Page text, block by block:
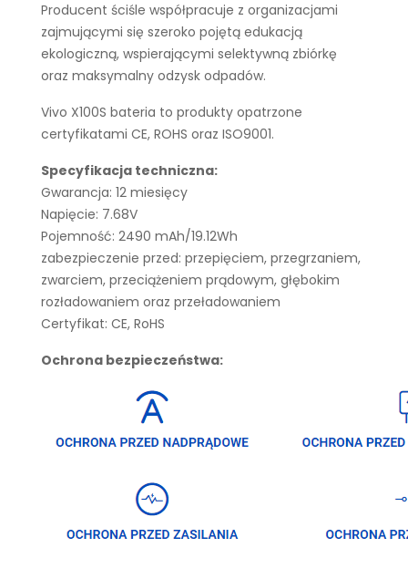
Producent ściśle współpracuje z organizacjami
zajmującymi się szeroko pojętą edukacją
ekologiczną, wspierającymi selektywną zbiórkę
oraz maksymalny odzysk odpadów.
Vivo X100S bateria to produkty opatrzone
certyfikatami CE, ROHS oraz ISO9001.
Specyfikacja techniczna:
Gwarancja: 12 miesięcy
Napięcie: 7.68V
Pojemność: 2490 mAh/19.12Wh
zabezpieczenie przed: przepięciem, przegrzaniem,
zwarciem, przeciążeniem prądowym, głębokim
rozładowaniem oraz przeładowaniem
Certyfikat: CE, RoHS
Ochrona bezpieczeństwa: